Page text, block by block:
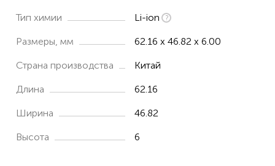
Тип химии Li-ion
Размеры, мм 62.16 x 46.82 x 6.00
Страна производства Китай
Длина 62.16
Ширина 46.82
Высота 6